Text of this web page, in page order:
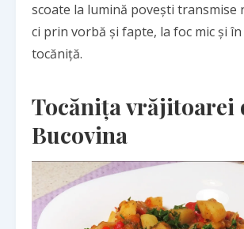
scoate la lumină povești transmise
ci prin vorbă și fapte, la foc mic și
tocăniță.
Tocănița vrăjitoarei
Bucovina